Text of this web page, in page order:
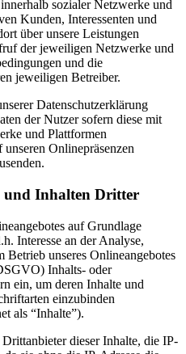
sozialer Netzwerke und
Kunden, Interessenten und
über unsere Leistungen
der jeweiligen Netzwerke und
und die
jeweiligen Betreiber.
Datenschutzerklärung
der Nutzer sofern diese mit
und Plattformen
Onlinepräsenzen
und Inhalten Dritter
auf Grundlage
Interesse an der Analyse,
unseres Onlineangebotes
Inhalts- oder
ein, um deren Inhalte und
einzubinden
als “Inhalte”).
dieser Inhalte, die IP-